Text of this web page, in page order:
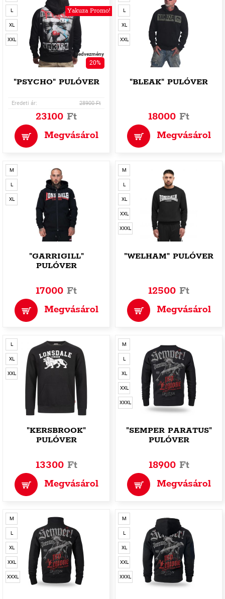
Yakuza Promo!
L
XL
XXL
Kedvezmény
20%
"PSYCHO" PULÓVER
Eredeti ár: 28900 Ft
23100 Ft
Megvásárol
L
XL
XXL
"BLEAK" PULÓVER
18000 Ft
Megvásárol
M
L
XL
"GARRIGILL"
PULÓVER
17000 Ft
Megvásárol
M
L
XL
XXL
XXXL
"WELHAM" PULÓVER
12500 Ft
Megvásárol
L
XL
XXL
"KERSBROOK"
PULÓVER
13300 Ft
Megvásárol
M
L
XL
XXL
XXXL
"SEMPER PARATUS"
PULÓVER
18900 Ft
Megvásárol
M
L
XL
XXL
XXXL
M
L
XL
XXL
XXXL